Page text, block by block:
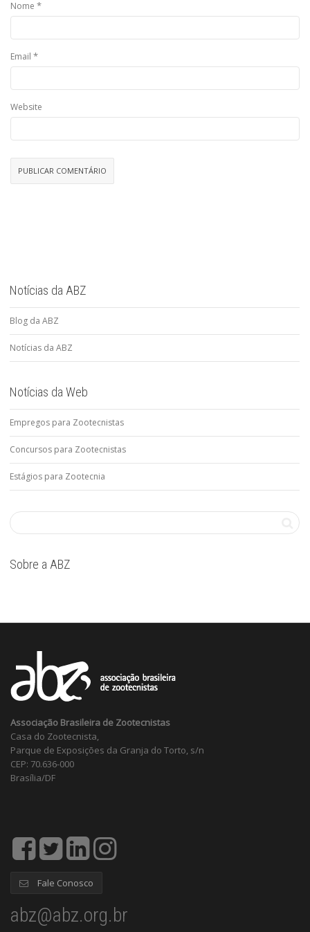
Nome *
Email *
Website
Notícias da ABZ
Blog da ABZ
Notícias da ABZ
Notícias da Web
Empregos para Zootecnistas
Concursos para Zootecnistas
Estágios para Zootecnia
Sobre a ABZ
Associação Brasileira de Zootecnistas
Casa do Zootecnista,
Parque de Exposições da Granja do Torto, s/n
CEP: 70.636-000
Brasília/DF
Fale Conosco
abz@abz.org.br